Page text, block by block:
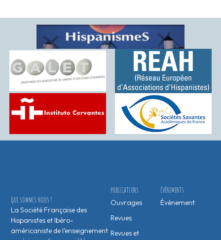
ÉVÉNEMENTS
Évènement
PUBLICATIONS
Ouvrages
Revues
Revues et
QUI SOMMES-NOUS ?
La Société Française des
Hispanistes et Ibéro-
américaniste de l’enseignement